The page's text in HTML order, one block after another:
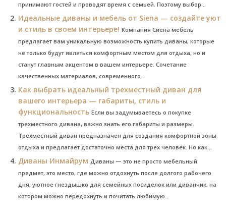
принимают гостей и проводят время с семьей. Поэтому выбор...
Идеальные диваны и мебель от Siena — создайте уют
и стиль в своем интерьере! Компания Сиена мебель
предлагает вам уникальную возможность купить диваны, которые
не только будут являться комфортным местом для отдыха, но и
станут главным акцентом в вашем интерьере. Сочетание
качественных материалов, современного...
Как выбрать идеальный трехместный диван для
вашего интерьера — габариты, стиль и
функциональность Если вы задумываетесь о покупке
трехместного дивана, важно знать его габариты и размеры.
Трехместный диван предназначен для создания комфортной зоны
отдыха и предлагает достаточно места для трех человек. Но как...
Диваны Инмайрум Диваны — это не просто мебельный
предмет, это место, где можно отдохнуть после долгого рабочего
дня, уютное гнездышко для семейных посиделок или диванчик, на
котором можно передохнуть и почитать любимую...